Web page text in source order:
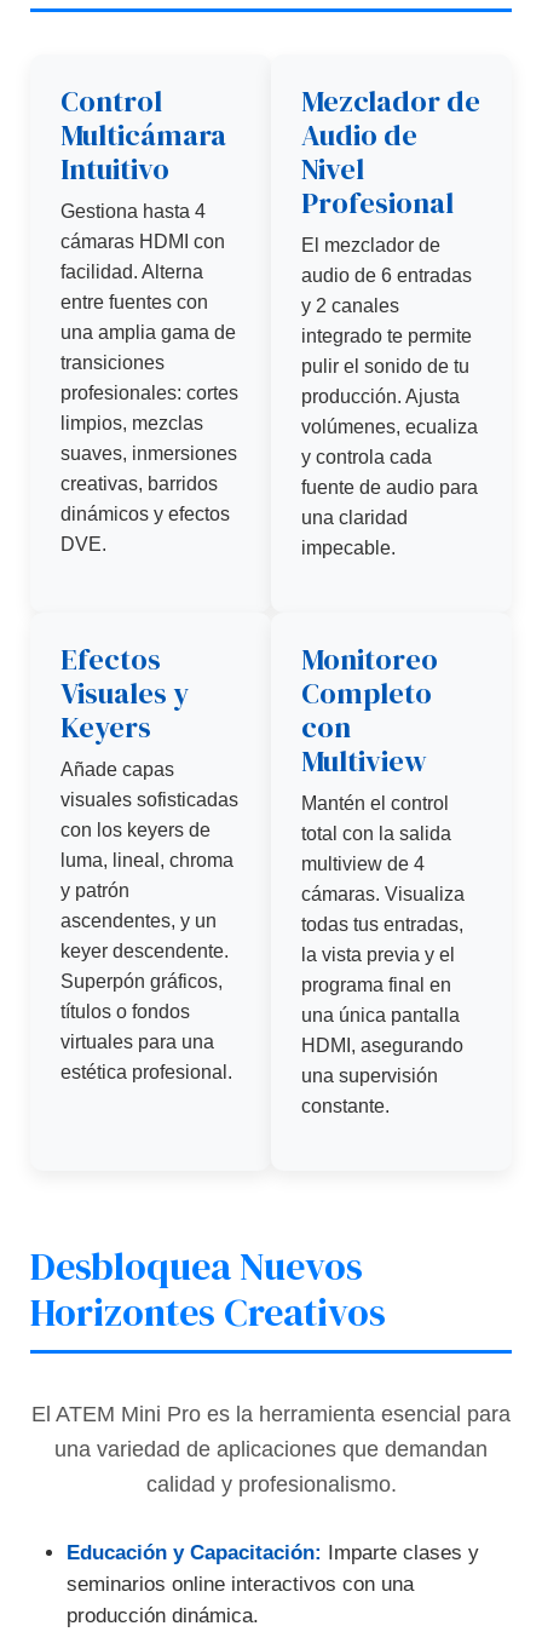
Control
Multicámara
Intuitivo
Gestiona hasta 4
cámaras HDMI con
facilidad. Alterna
entre fuentes con
una amplia gama de
transiciones
profesionales: cortes
limpios, mezclas
suaves, inmersiones
creativas, barridos
dinámicos y efectos
DVE.
Mezclador de
Audio de
Nivel
Profesional
El mezclador de
audio de 6 entradas
y 2 canales
integrado te permite
pulir el sonido de tu
producción. Ajusta
volúmenes, ecualiza
y controla cada
fuente de audio para
una claridad
impecable.
Efectos
Visuales y
Keyers
Añade capas
visuales sofisticadas
con los keyers de
luma, lineal, chroma
y patrón
ascendentes, y un
keyer descendente.
Superpón gráficos,
títulos o fondos
virtuales para una
estética profesional.
Monitoreo
Completo
con
Multiview
Mantén el control
total con la salida
multiview de 4
cámaras. Visualiza
todas tus entradas,
la vista previa y el
programa final en
una única pantalla
HDMI, asegurando
una supervisión
constante.
Desbloquea Nuevos
Horizontes Creativos
El ATEM Mini Pro es la herramienta esencial para
una variedad de aplicaciones que demandan
calidad y profesionalismo.
Educación y Capacitación: Imparte clases y
seminarios online interactivos con una
producción dinámica.